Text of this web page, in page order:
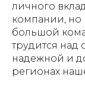
личного
компании, но
большой
трудится
надежной и
регионах